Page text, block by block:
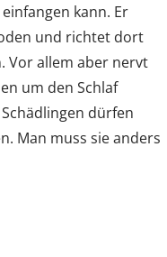
kann. Er
und richtet dort
Vor allem aber nervt
um den Schlaf
dürfen
Man muss sie anders